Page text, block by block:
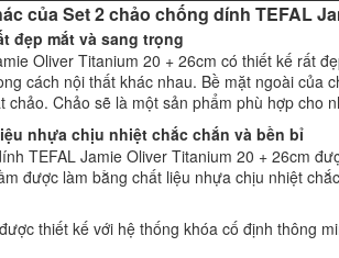
của Set 2 chảo chống dính TEFAL
đẹp mắt và sang trọng
Oliver Titanium 20 + 26cm có thiết kế rất
cách nội thất khác nhau. Bề mặt ngoài
chảo. Chảo sẽ là một sản phẩm phù hợp cho
nhựa chịu nhiệt chắc chắn và bền bỉ
TEFAL Jamie Oliver Titanium 20 + 26cm
được làm bằng chất liệu nhựa chịu nhiệt
thiết kế với hệ thống khóa cố định thông